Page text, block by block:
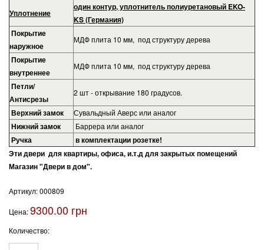
Уплотнение
один контур, уплотнитель полиуретановый EKO-
KS (Германия)
Покрытие
наружное
МДФ плита 10 мм, под структуру дерева
Покрытие
внутреннее
МДФ плита 10 мм, под структуру дерева
Петли/
Антисрезы
2 шт - открывание 180 градусов.
Верхний замок Сувальдный Аверс или аналог
Нижний замок Баррера или аналог
Ручка
в комплектации розетке!
Эти двери для квартиры, офиса, и.т.д для закрытых помещений
Магазин "Двери в дом".
Артикул:000809
Цена:9300.00 грн
Количество: